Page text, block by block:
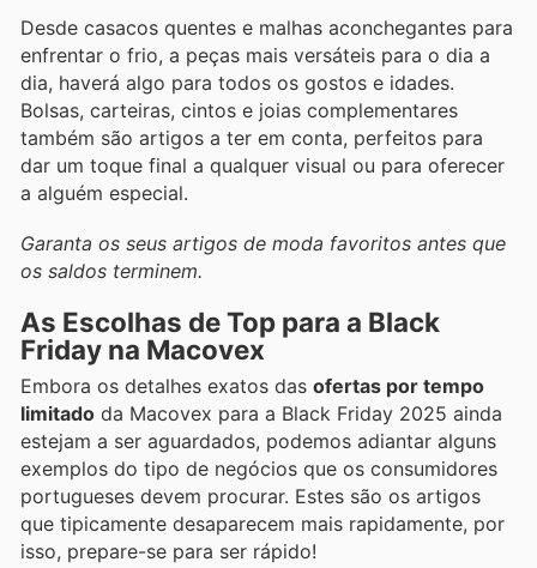
Desde casacos quentes e malhas aconchegantes para
enfrentar o frio, a peças mais versáteis para o dia a
dia, haverá algo para todos os gostos e idades.
Bolsas, carteiras, cintos e joias complementares
também são artigos a ter em conta, perfeitos para
dar um toque final a qualquer visual ou para oferecer
a alguém especial.
Garanta os seus artigos de moda favoritos antes que
os saldos terminem.
As Escolhas de Top para a Black
Friday na Macovex
Embora os detalhes exatos das ofertas por tempo
limitado da Macovex para a Black Friday 2025 ainda
estejam a ser aguardados, podemos adiantar alguns
exemplos do tipo de negócios que os consumidores
portugueses devem procurar. Estes são os artigos
que tipicamente desaparecem mais rapidamente, por
isso, prepare-se para ser rápido!